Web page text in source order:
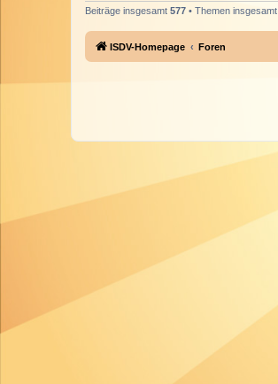
Beiträge insgesamt 577 • Themen insgesamt
ISDV-Homepage Foren